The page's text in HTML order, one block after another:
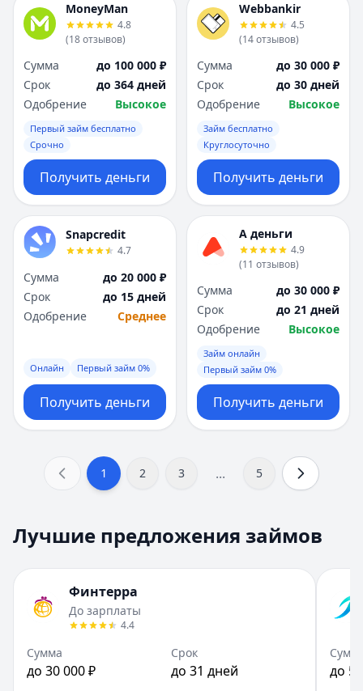
MoneyMan
4.8
(18отзывов)
Сумма
до 100 000 ₽
Срок
до 364 дней
Одобрение
Высокое
Первый займ бесплатно
Срочно
Получить деньги
Webbankir
4.5
(14отзывов)
Сумма
до 30 000 ₽
Срок
до 30 дней
Одобрение
Высокое
Займ бесплатно
Круглосуточно
Получить деньги
Snapcredit
4.7
Сумма
до 20 000 ₽
Срок
до 15 дней
Одобрение
Среднее
Онлайн Первый займ 0%
Получить деньги
А деньги
4.9
(11 отзывов)
Сумма
до 30 000 ₽
Срок
до 21 дней
Одобрение
Высокое
Займ онлайн
Первый займ 0%
Получить деньги
1 2 3 ... 5
Лучшие предложения займов
Финтерра
До зарплаты
4.4
Сумма
до 30 000 ₽
Срок
до 31 дней до